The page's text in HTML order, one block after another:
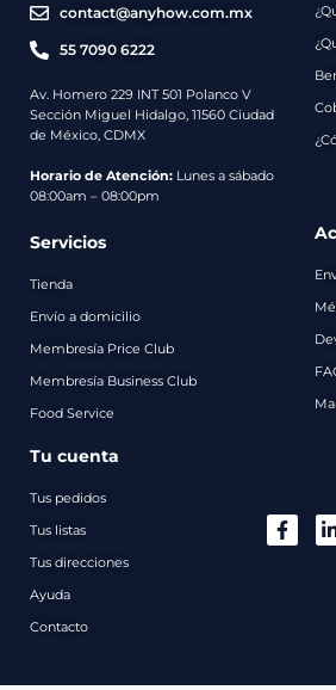
contact@anyhow.com.mx
55 7090 6222
Av. Homero 229 INT 501 Polanco V
Sección Miguel Hidalgo, 11560 Ciudad
de México, CDMX
Horario de Atención: Lunes a sábado
08:00am – 08:00pm
Servicios
Tienda
Envío a domicilio
Membresía Price Club
Membresía Business Club
Food Service
Tu cuenta
Tus pedidos
Tus listas
Tus direcciones
Ayuda
Contacto
Envíos
Métodos
de
Contacto